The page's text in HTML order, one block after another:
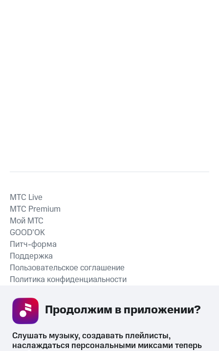
СКАЧАТЬ ПРИЛОЖЕНИЕ
MTС Live
MTС Premium
Мой МТС
GOOD’OK
Питч-форма
Поддержка
Пользовательское соглашение
Политика конфиденциальности
Слушать музыку, создавать плейлисты,
наслаждаться персональными миксами теперь